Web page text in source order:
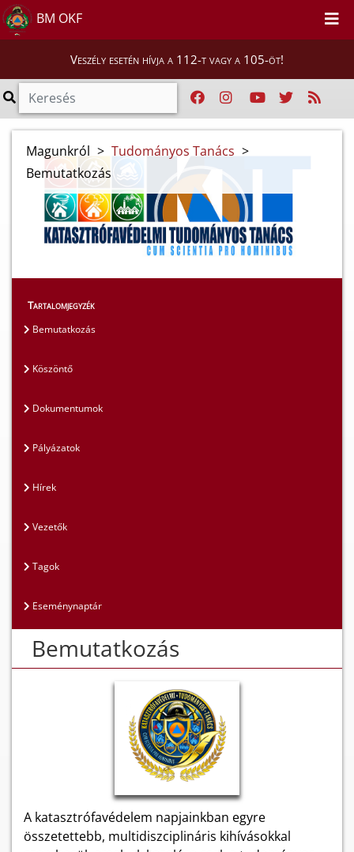
BM OKF
Veszély esetén hívja a 112-t vagy a 105-öt!
Magunkról > Tudományos Tanács >
Bemutatkozás
Tartalomjegyzék
Bemutatkozás
Köszöntő
Dokumentumok
Pályázatok
Hírek
Vezetők
Tagok
Eseménynaptár
Bemutatkozás
A katasztrófavédelem napjainkban egyre
összetettebb, multidiszciplináris kihívásokkal